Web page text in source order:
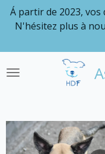
Passer
principal
Á partir de 2023,
N'hésitez plus à